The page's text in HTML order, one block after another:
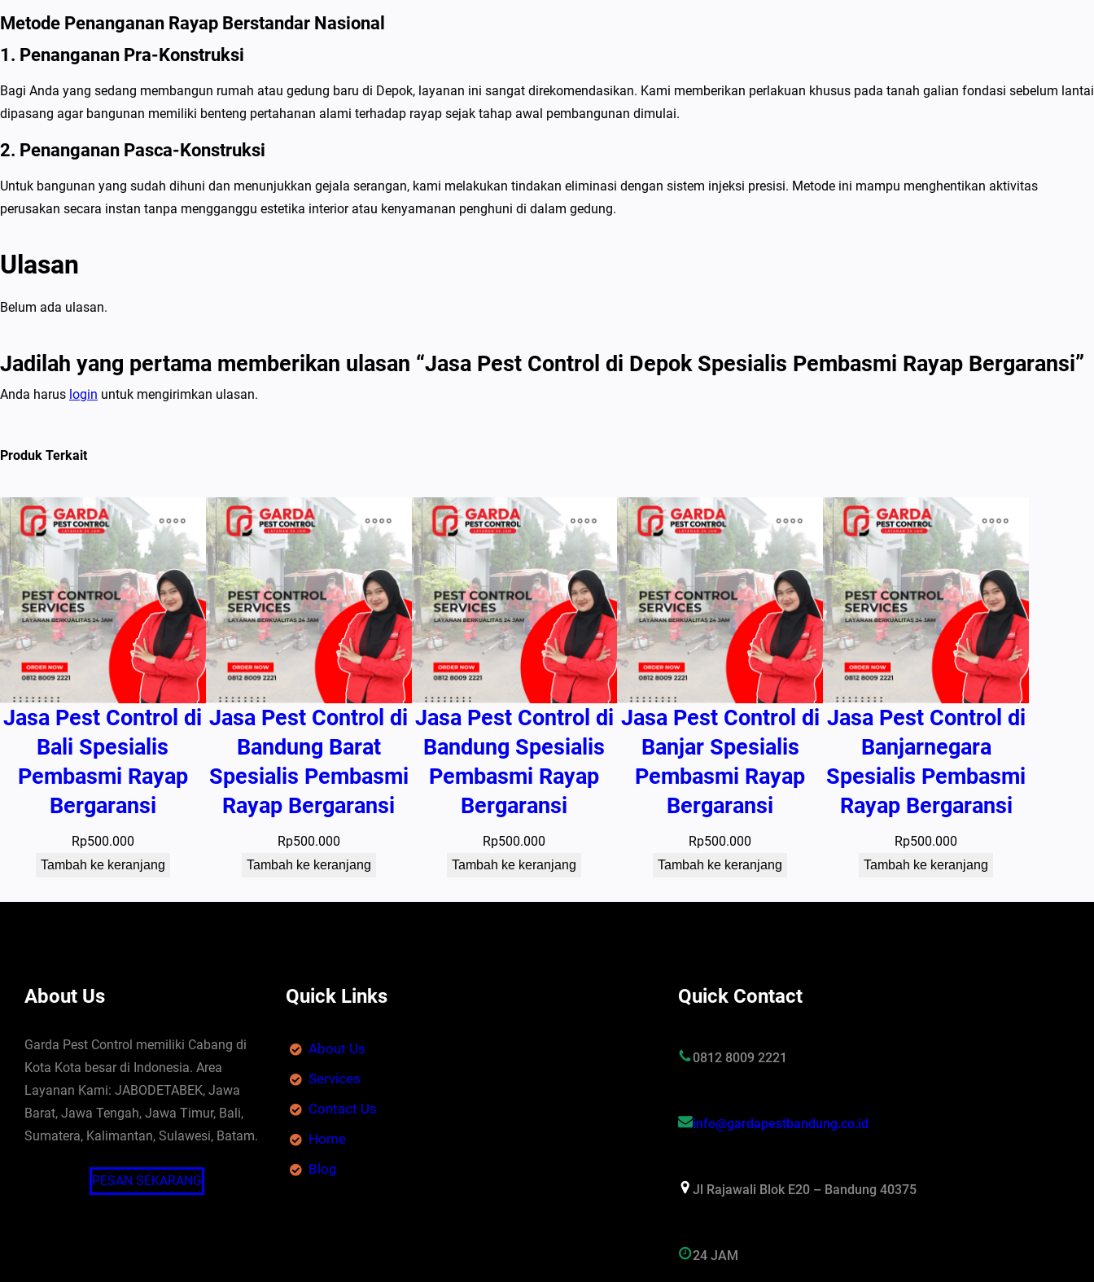
m
s
m
p
a
n
s
i
Metode Penanganan Rayap Berstandar Nasional
1. Penanganan Pra-Konstruksi
Bagi Anda yang sedang membangun rumah atau gedung baru di Depok, layanan ini sangat direkomendasikan. Kami memberikan perlakuan khusus pada tanah galian fondasi sebelum lantai
dipasang agar bangunan memiliki benteng pertahanan alami terhadap rayap sejak tahap awal pembangunan dimulai.
2. Penanganan Pasca-Konstruksi
Untuk bangunan yang sudah dihuni dan menunjukkan gejala serangan, kami melakukan tindakan eliminasi dengan sistem injeksi presisi. Metode ini mampu menghentikan aktivitas
perusakan secara instan tanpa mengganggu estetika interior atau kenyamanan penghuni di dalam gedung.
Ulasan
Belum ada ulasan.
Jadilah yang pertama memberikan ulasan “Jasa Pest Control di Depok Spesialis Pembasmi Rayap Bergaransi”
Anda harus login untuk mengirimkan ulasan.
Produk Terkait
Jasa Pest Control di
Bali Spesialis
Pembasmi Rayap
Bergaransi
Rp500.000
Tambah ke keranjang
Jasa Pest Control di
Bandung Barat
Spesialis Pembasmi
Rayap Bergaransi
Rp500.000
Tambah ke keranjang
Jasa Pest Control di
Bandung Spesialis
Pembasmi Rayap
Bergaransi
Rp500.000
Tambah ke keranjang
Jasa Pest Control di
Banjar Spesialis
Pembasmi Rayap
Bergaransi
Rp500.000
Tambah ke keranjang
Jasa Pest Control di
Banjarnegara
Spesialis Pembasmi
Rayap Bergaransi
Rp500.000
Tambah ke keranjang
About Us
Garda Pest Control memiliki Cabang di
Kota Kota besar di Indonesia. Area
Layanan Kami: JABODETABEK, Jawa
Barat, Jawa Tengah, Jawa Timur, Bali,
Sumatera, Kalimantan, Sulawesi, Batam.
PESAN SEKARANG
Quick Links
About Us
Services
Contact Us
Home
Blog
Quick Contact
0812 8009 2221
info@gardapestbandung.co.id
Jl Rajawali Blok E20 – Bandung 40375
24 JAM